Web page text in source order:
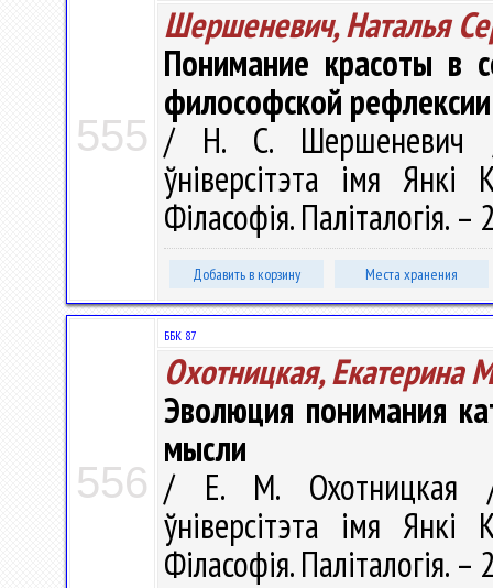
555
Шершеневич, Наталья
Понимание красоты в
философской рефлексии
/ Н. С. Шершеневич //
ўніверсітэта імя Янкі
Філасофія. Паліталогія.
Добавить в корзину Места хранения
556
ББК 87
Охотницкая, Екатерина
Эволюция понимания
мысли
/ Е. М. Охотницкая //
ўніверсітэта імя Янкі
Філасофія. Паліталогія.